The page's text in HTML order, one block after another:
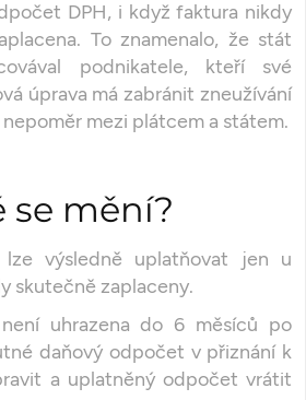
DPH, i když faktura nikdy
To znamenalo, že stát
podnikatele, kteří své
úprava má zabránit zneužívání
mezi plátcem a státem.
se mění?
výsledně uplatňovat jen u
skutečně zaplaceny.
uhrazena do 6 měsíců po
daňový odpočet v přiznání k
a uplatněný odpočet vrátit